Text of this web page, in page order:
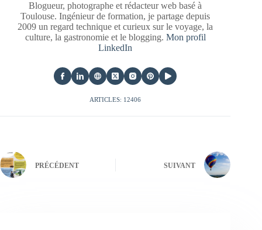
Blogueur, photographe et rédacteur web basé à
Toulouse. Ingénieur de formation, je partage depuis
2009 un regard technique et curieux sur le voyage, la
culture, la gastronomie et le blogging. Mon profil
LinkedIn
ARTICLES: 12406
PRÉCÉDENT SUIVANT